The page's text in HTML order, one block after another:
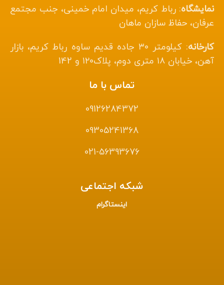
نمایشگاه: رباط کریم، میدان امام خمینی، جنب مجتمع
عرفان، حفاظ سازان ماهان
کارخانه
: کیلومتر ۳۰ جاده قدیم ساوه رباط کریم، بازار
آهن، خیابان ۱۸ متری دوم، پلاک۱۲۰ و 142
تماس با ما
09126284372
09305241368
021-56393676
شبکه اجتماعی
اینستاگرام